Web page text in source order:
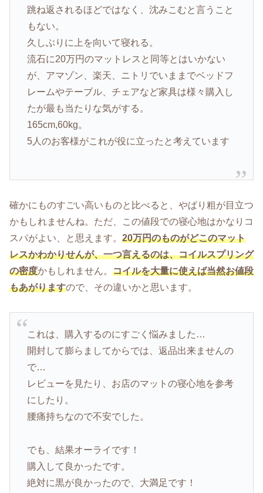
跳ね返されるほどではなく、沈みこむと言うこと
もない。
久しぶりに上を向いて寝れる。
流石に20万円のマットレスと同等とはいかない
が、アマゾン、楽天、ニトリでいままでベッドフ
レームやテーブル、チェアなど家具は様々購入し
たが最も当たりな気がする。
165cm,60kg。
5人のお客様がこれが役に立ったと考えています
確かにものすごい高いものと比べると、やぱり粗が目立つ
かもしれませんね。ただ、この値段での寝心地はかなりコ
スパがよい、と思えます。 20万円のものがどこのマット
レスかわかりせんが、一つ言えるのは、コイルスプリング
の密度かもしれません。 コイルを大量に使えば当然お値段
もあがりますので、その違いかと思います。
これは、購入するのにすごく悩みました…
開封して膨らましてからでは、返品出来ませんの
で…
レビューを見たり、お店のマットの寝心地を参考
にしたり。
腰痛持ちなので不安でした。
でも、結果オーライです！
購入して良かったです。
絶対に黒が良かったので、大満足です！